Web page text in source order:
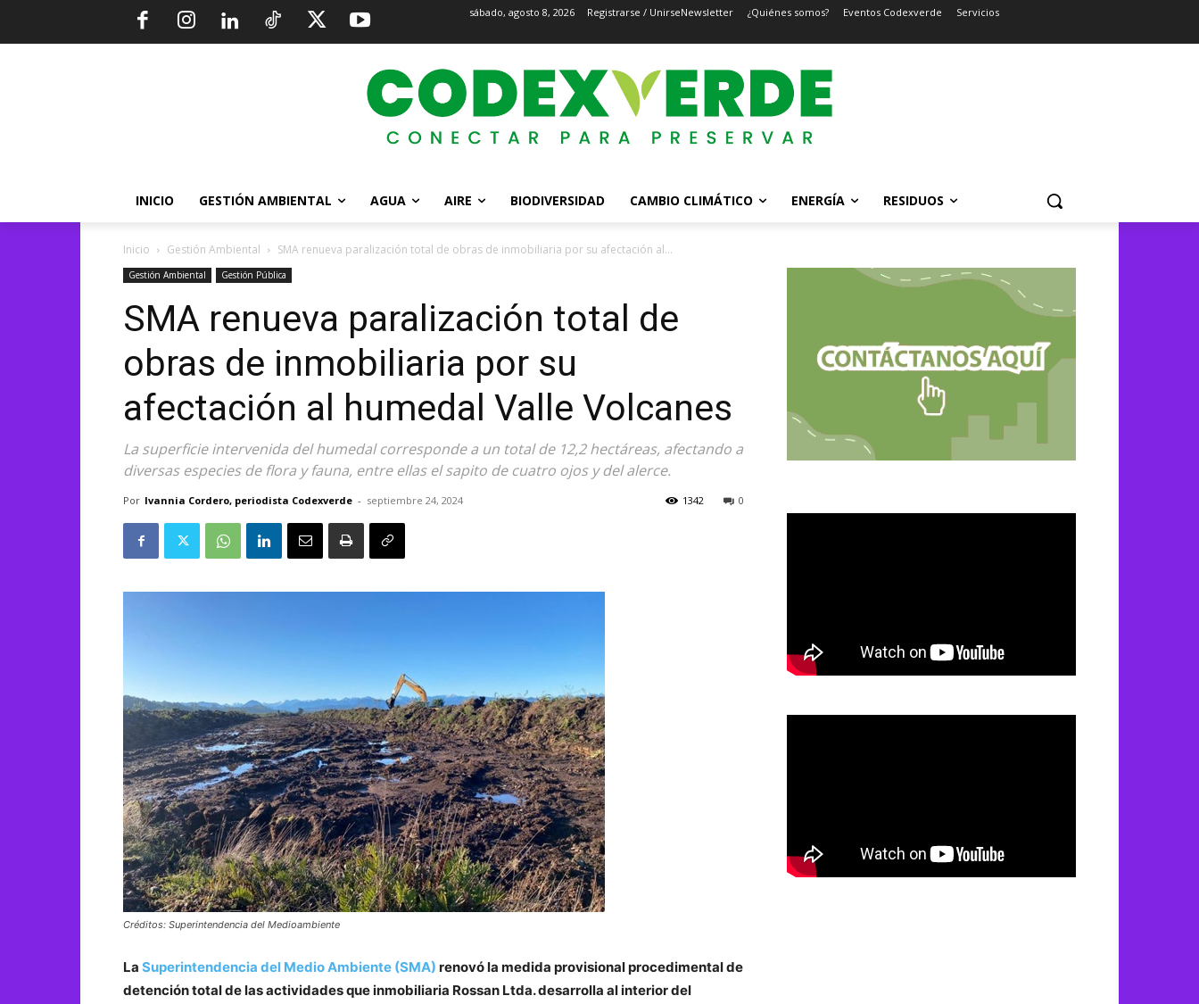
sábado, agosto 8, 2026 Registrarse / UnirseNewsletter ¿Quiénes somos? Eventos Codexverde Servicios
INICIO GESTIÓN AMBIENTAL AGUA AIRE BIODIVERSIDAD CAMBIO CLIMÁTICO ENERGÍA RESIDUOS
Inicio Gestión Ambiental SMA renueva paralización total de obras de inmobiliaria por su afectación al...
Gestión Ambiental Gestión Pública
SMA renueva paralización total de
obras de inmobiliaria por su
afectación al humedal Valle Volcanes
La superficie intervenida del humedal corresponde a un total de 12,2 hectáreas, afectando a
diversas especies de flora y fauna, entre ellas el sapito de cuatro ojos y del alerce.
Por Ivannia Cordero, periodista Codexverde - septiembre 24, 2024 0
1342
Créditos: Superintendencia del Medioambiente
La Superintendencia del Medio Ambiente (SMA) renovó la medida provisional procedimental de
detención total de las actividades que inmobiliaria Rossan Ltda. desarrolla al interior del